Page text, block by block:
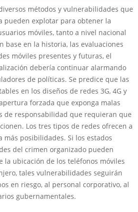
métodos y vulnerabilidades que
pueden explotar para obtener la
móviles, tanto a nivel nacional
base en la historia, las evaluaciones
móviles presentes y futuras, el
debería continuar alarmando
de políticas. Se predice que las
en los diseños de redes 3G, 4G y
forzada que exponga malas
de responsabilidad que requieran que
Los tres tipos de redes ofrecen a
más posibilidades. Si los estados
del crimen organizado pueden
la ubicación de los teléfonos móviles
tales vulnerabilidades seguirán
en riesgo, al personal corporativo, al
gubernamentales.